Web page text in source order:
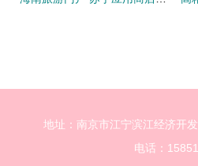
地址：南京市江宁滨江经济开
电话：